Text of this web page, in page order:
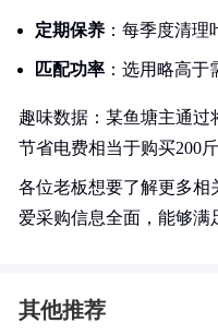
定期保养 ：每季度清
匹配功率 ：选用略高
趣味数据：某鱼塘主通过
节省电费相当于购买200斤
各位老板想要了解更多相
爱采购信息全面，能够满
其他推荐